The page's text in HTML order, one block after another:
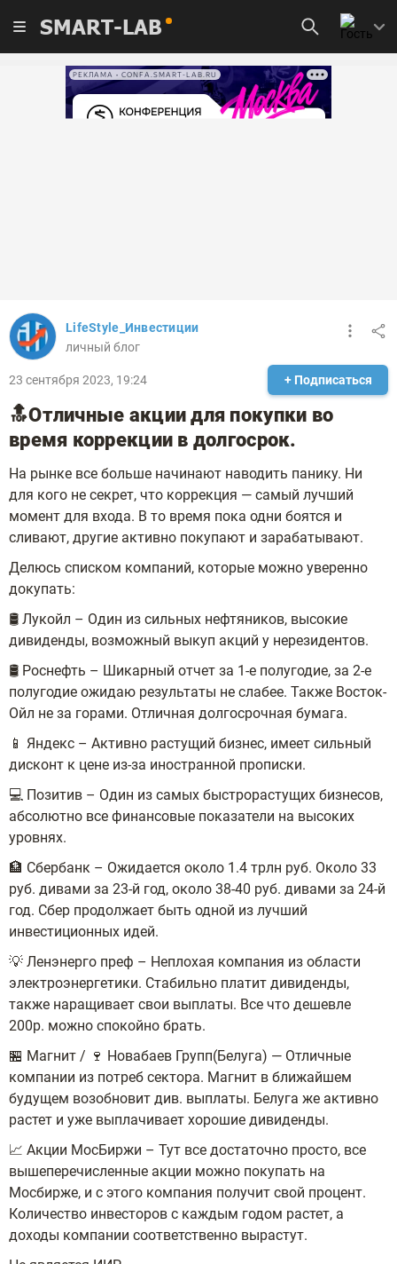
SMART-LAB
РЕКЛАМА • CONFA.SMART-LAB.RU
LifeStyle_Инвестиции
личный блог
23 сентября 2023, 19:24 + Подписаться
🔝Отличные акции для покупки во
время коррекции в долгосрок.
На рынке все больше начинают наводить панику. Ни
для кого не секрет, что коррекция — самый лучший
момент для входа. В то время пока одни боятся и
сливают, другие активно покупают и зарабатывают.
Делюсь списком компаний, которые можно уверенно
докупать:
🛢️ Лукойл – Один из сильных нефтяников, высокие
дивиденды, возможный выкуп акций у нерезидентов.
🛢️ Роснефть – Шикарный отчет за 1-е полугодие, за 2-е
полугодие ожидаю результаты не слабее. Также Восток-
Ойл не за горами. Отличная долгосрочная бумага.
📱 Яндекс – Активно растущий бизнес, имеет сильный
дисконт к цене из-за иностранной прописки.
💻 Позитив – Один из самых быстрорастущих бизнесов,
абсолютно все финансовые показатели на высоких
уровнях.
🏦 Сбербанк – Ожидается около 1.4 трлн руб. Около 33
руб. дивами за 23-й год, около 38-40 руб. дивами за 24-й
год. Сбер продолжает быть одной из лучший
инвестиционных идей.
💡 Ленэнерго преф – Неплохая компания из области
электроэнергетики. Стабильно платит дивиденды,
также наращивает свои выплаты. Все что дешевле
200р. можно спокойно брать.
🏪 Магнит / 🍷 Новабаев Групп(Белуга) — Отличные
компании из потреб сектора. Магнит в ближайшем
будущем возобновит див. выплаты. Белуга же активно
растет и уже выплачивает хорошие дивиденды.
📈 Акции МосБиржи – Тут все достаточно просто, все
вышеперечисленные акции можно покупать на
Мосбирже, и с этого компания получит свой процент.
Количество инвесторов с каждым годом растет, а
доходы компании соответственно вырастут.